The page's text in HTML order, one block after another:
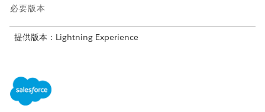
必要版本
提供版本：Lightning Experience
Performance
用者擁有 Agentforce for Automotive 附加元件才能存取動作。